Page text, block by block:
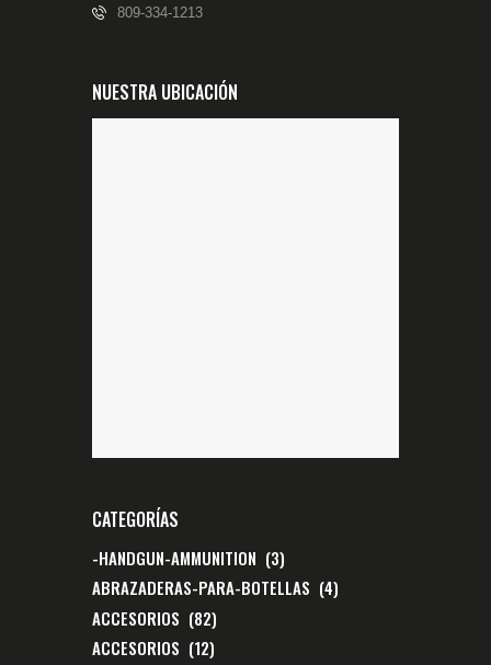
809-334-1213
NUESTRA UBICACIÓN
CATEGORÍAS
-HANDGUN-AMMUNITION (3)
ABRAZADERAS-PARA-BOTELLAS (4)
ACCESORIOS (82)
ACCESORIOS (12)